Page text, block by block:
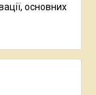
основних